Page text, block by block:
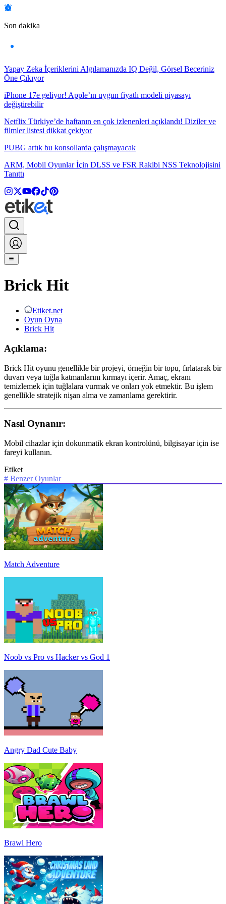
Son dakika
Yapay Zeka İçeriklerini Algılamanızda IQ Değil, Görsel Beceriniz
Öne Çıkıyor
iPhone 17e geliyor! Apple’ın uygun fiyatlı modeli piyasayı
değiştirebilir
Netflix Türkiye’de haftanın en çok izlenenleri açıklandı! Diziler ve
filmler listesi dikkat çekiyor
PUBG artık bu konsollarda çalışmayacak
ARM, Mobil Oyunlar İçin DLSS ve FSR Rakibi NSS Teknolojisini
Tanıttı
Brick Hit
Etiket.net
Oyun Oyna
Brick Hit
Açıklama:
Brick Hit oyunu genellikle bir projeyi, örneğin bir topu, fırlatarak bir
duvarı veya tuğla katmanlarını kırmayı içerir. Amaç, ekranı
temizlemek için tuğlalara vurmak ve onları yok etmektir. Bu işlem
genellikle stratejik nişan alma ve zamanlama gerektirir.
Nasıl Oynanır:
Mobil cihazlar için dokunmatik ekran kontrolünü, bilgisayar için ise
fareyi kullanın.
Etiket
# Benzer Oyunlar
Match Adventure
Noob vs Pro vs Hacker vs God 1
Angry Dad Cute Baby
Brawl Hero